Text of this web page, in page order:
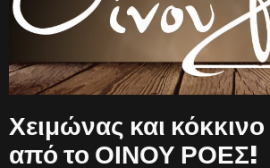
Χειμώνας και
από το ΟΙΝΟΥ ΡΟΕΣ!